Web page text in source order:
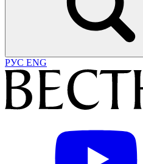
РУС ENG